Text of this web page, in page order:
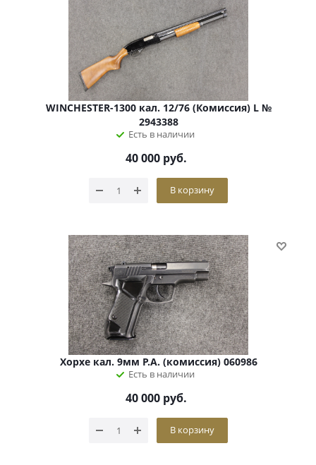
WINCHESTER-1300 кал. 12/76 (Комиссия) L №
2943388
Есть в наличии
40 000руб.
В корзину
Хорхе кал. 9мм Р.А. (комиссия) 060986
Есть в наличии
40 000руб.
В корзину